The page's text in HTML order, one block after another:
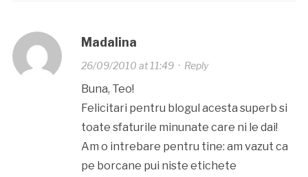
Madalina
26/09/2010 at 11:49· Reply
Buna, Teo!
Felicitari pentru blogul acesta superb si
toate sfaturile minunate care ni le dai!
Am o intrebare pentru tine: am vazut ca
pe borcane pui niste etichete